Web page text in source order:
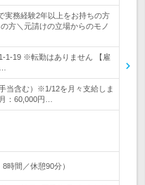
実務経験2年以上をお持ちの方
方＼元請けの立場からのモノ
1-19 ※転勤はありません 【雇
当含む）※1/12を月々支給しま
：60,000円…
時間／休憩90分）